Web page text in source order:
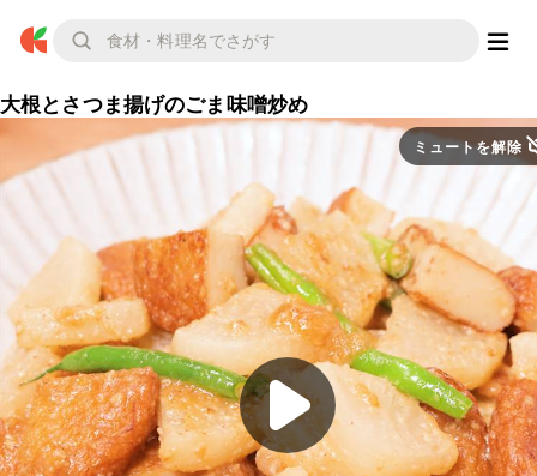
大根とさつま揚げのごま味噌炒め
ミュートを解除